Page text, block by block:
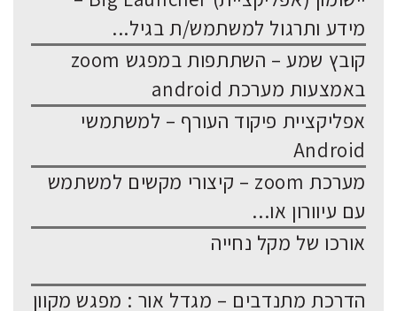
מידע ותרגול למשתמש/ת בגיל...
קובץ שמע – השתתפות במפגש zoom
באמצעות מערכת android
אפליקציית פיקוד העורף – למשתמשי
Android
מערכת zoom – קיצורי מקשים למשתמש
עם עיוורון או...
אורכו של מקל נחייה
הדרכת מתנדבים – מגדל אור : מפגש מקוון